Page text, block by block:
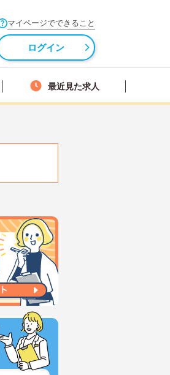
マイページでできること
ログイン
最近見た求人